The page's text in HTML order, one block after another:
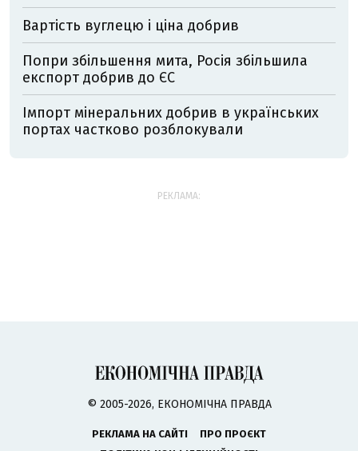
Вартість вуглецю і ціна добрив
Попри збільшення мита, Росія збільшила
експорт добрив до ЄС
Імпорт мінеральних добрив в українських
портах частково розблокували
РЕКЛАМА:
© 2005-2026, ЕКОНОМІЧНА ПРАВДА
РЕКЛАМА НА САЙТІ
ПРО ПРОЄКТ